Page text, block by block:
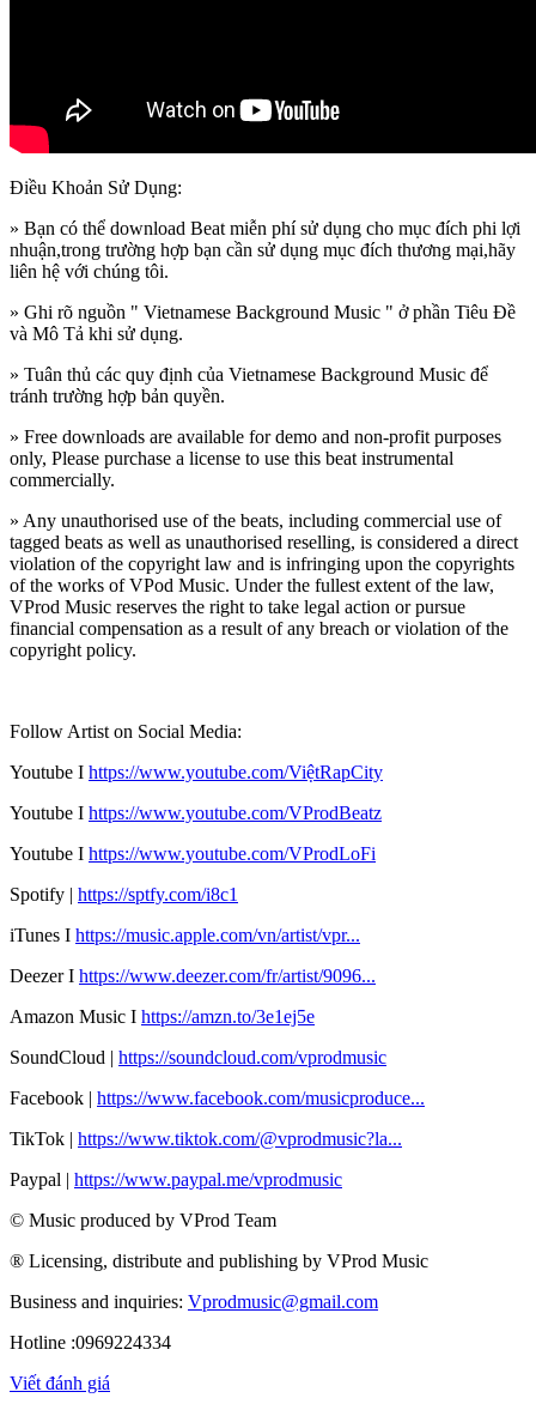
Điều Khoản Sử Dụng:
» Bạn có thể download Beat miễn phí sử dụng cho mục đích phi lợi
nhuận,trong trường hợp bạn cần sử dụng mục đích thương mại,hãy
liên hệ với chúng tôi.
» Ghi rõ nguồn " Vietnamese Background Music " ở phần Tiêu Đề
và Mô Tả khi sử dụng.
» Tuân thủ các quy định của Vietnamese Background Music để
tránh trường hợp bản quyền.
» Free downloads are available for demo and non-profit purposes
only, Please purchase a license to use this beat instrumental
commercially.
» Any unauthorised use of the beats, including commercial use of
tagged beats as well as unauthorised reselling, is considered a direct
violation of the copyright law and is infringing upon the copyrights
of the works of VPod Music. Under the fullest extent of the law,
VProd Music reserves the right to take legal action or pursue
financial compensation as a result of any breach or violation of the
copyright policy.
Follow Artist on Social Media:
Youtube I https://www.youtube.com/ViệtRapCity
Youtube I https://www.youtube.com/VProdBeatz
Youtube I https://www.youtube.com/VProdLoFi
Spotify | https://sptfy.com/i8c1
iTunes I https://music.apple.com/vn/artist/vpr...
Deezer I https://www.deezer.com/fr/artist/9096...
Amazon Music I https://amzn.to/3e1ej5e​
SoundCloud | https://soundcloud.com/vprodmusic
Facebook | https://www.facebook.com/musicproduce...
TikTok | https://www.tiktok.com/@vprodmusic?la...
Paypal | https://www.paypal.me/vprodmusic
© Music produced by VProd Team
® Licensing, distribute and publishing by VProd Music
Business and inquiries: Vprodmusic@gmail.com
Hotline :0969224334
Viết đánh giá